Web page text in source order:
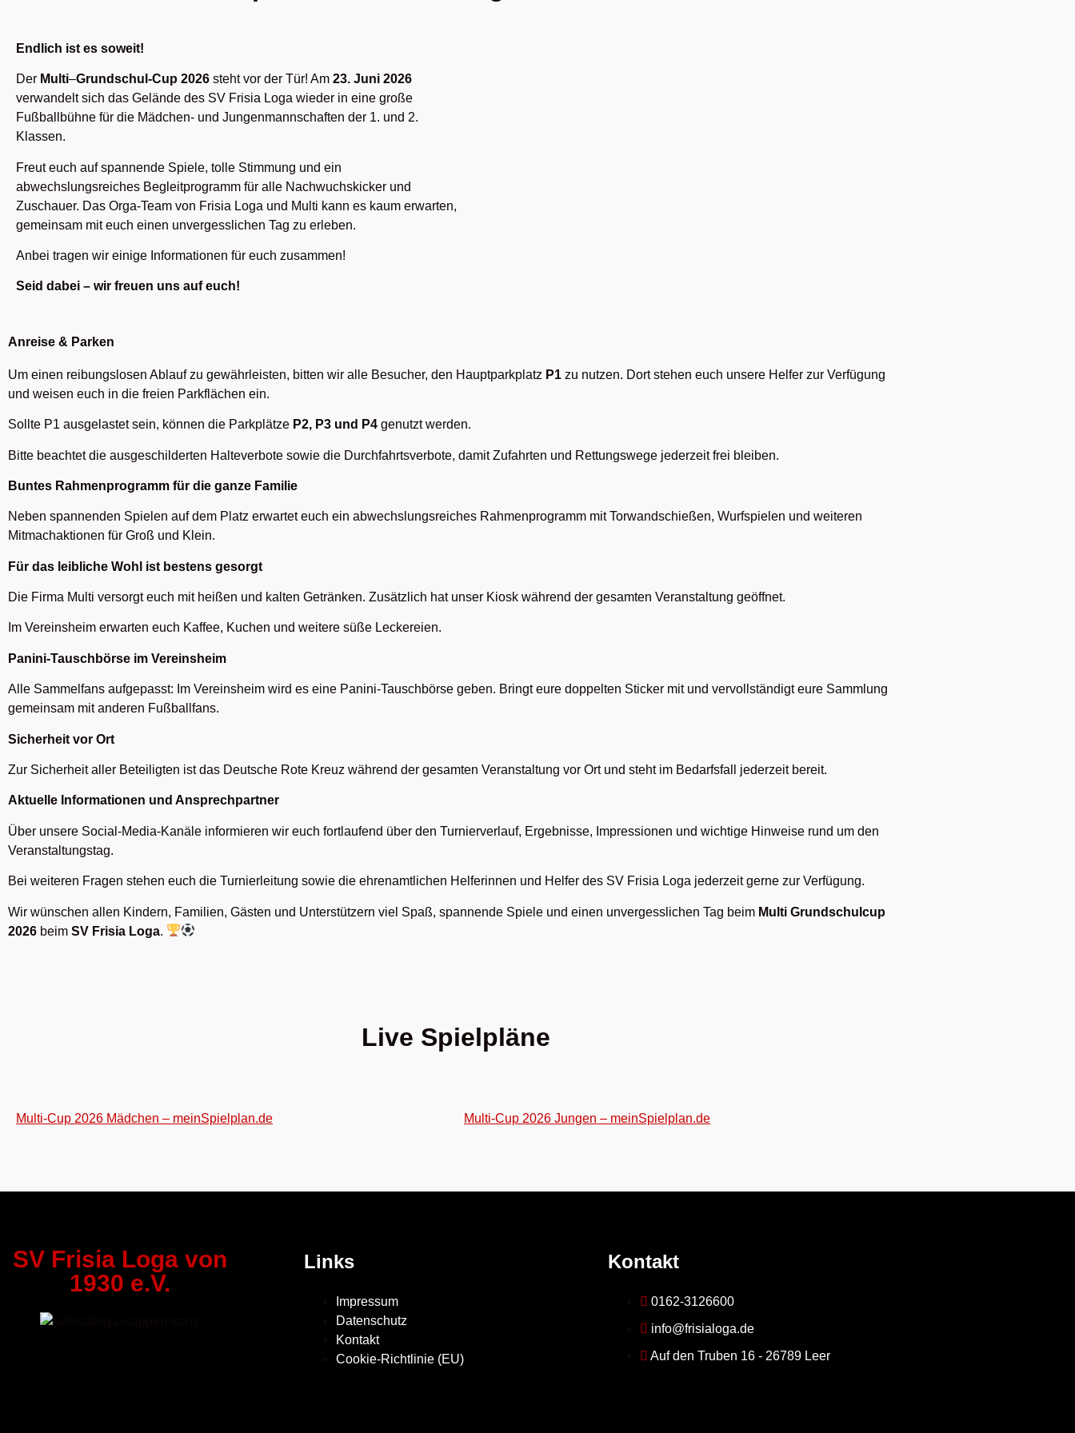
Endlich ist es soweit!
Der Multi–Grundschul-Cup 2026 steht vor der Tür! Am 23. Juni 2026
verwandelt sich das Gelände des SV Frisia Loga wieder in eine große
Fußballbühne für die Mädchen- und Jungenmannschaften der 1. und 2.
Klassen.
Freut euch auf spannende Spiele, tolle Stimmung und ein
abwechslungsreiches Begleitprogramm für alle Nachwuchskicker und
Zuschauer. Das Orga-Team von Frisia Loga und Multi kann es kaum erwarten,
gemeinsam mit euch einen unvergesslichen Tag zu erleben.
Anbei tragen wir einige Informationen für euch zusammen!
Seid dabei – wir freuen uns auf euch!
Anreise & Parken
Um einen reibungslosen Ablauf zu gewährleisten, bitten wir alle Besucher, den Hauptparkplatz P1 zu nutzen. Dort stehen euch unsere Helfer zur Verfügung
und weisen euch in die freien Parkflächen ein.
Sollte P1 ausgelastet sein, können die Parkplätze P2, P3 und P4 genutzt werden.
Bitte beachtet die ausgeschilderten Halteverbote sowie die Durchfahrtsverbote, damit Zufahrten und Rettungswege jederzeit frei bleiben.
Buntes Rahmenprogramm für die ganze Familie
Neben spannenden Spielen auf dem Platz erwartet euch ein abwechslungsreiches Rahmenprogramm mit Torwandschießen, Wurfspielen und weiteren
Mitmachaktionen für Groß und Klein.
Für das leibliche Wohl ist bestens gesorgt
Die Firma Multi versorgt euch mit heißen und kalten Getränken. Zusätzlich hat unser Kiosk während der gesamten Veranstaltung geöffnet.
Im Vereinsheim erwarten euch Kaffee, Kuchen und weitere süße Leckereien.
Panini-Tauschbörse im Vereinsheim
Alle Sammelfans aufgepasst: Im Vereinsheim wird es eine Panini-Tauschbörse geben. Bringt eure doppelten Sticker mit und vervollständigt eure Sammlung
gemeinsam mit anderen Fußballfans.
Sicherheit vor Ort
Zur Sicherheit aller Beteiligten ist das Deutsche Rote Kreuz während der gesamten Veranstaltung vor Ort und steht im Bedarfsfall jederzeit bereit.
Aktuelle Informationen und Ansprechpartner
Über unsere Social-Media-Kanäle informieren wir euch fortlaufend über den Turnierverlauf, Ergebnisse, Impressionen und wichtige Hinweise rund um den
Veranstaltungstag.
Bei weiteren Fragen stehen euch die Turnierleitung sowie die ehrenamtlichen Helferinnen und Helfer des SV Frisia Loga jederzeit gerne zur Verfügung.
Wir wünschen allen Kindern, Familien, Gästen und Unterstützern viel Spaß, spannende Spiele und einen unvergesslichen Tag beim Multi Grundschulcup
2026 beim SV Frisia Loga.
Live Spielpläne
Multi-Cup 2026 Mädchen – meinSpielplan.de Multi-Cup 2026 Jungen – meinSpielplan.de
SV Frisia Loga von
1930 e.V.
Links
Impressum
Datenschutz
Kontakt
Cookie-Richtlinie (EU)
Kontakt
0162-3126600
info@frisialoga.de
Auf den Truben 16 - 26789 Leer